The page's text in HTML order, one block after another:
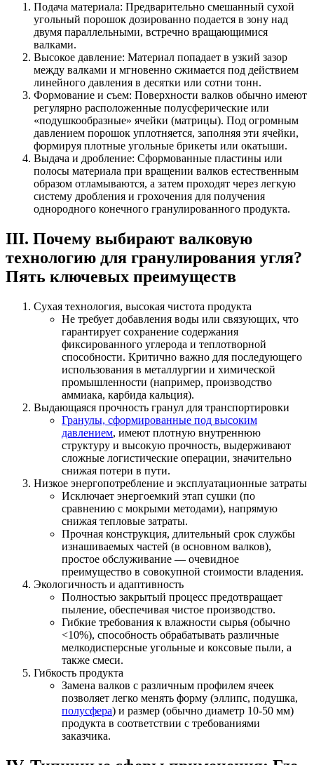
Подача материала: Предварительно смешанный сухой
угольный порошок дозированно подается в зону над
двумя параллельными, встречно вращающимися
валками.
Высокое давление: Материал попадает в узкий зазор
между валками и мгновенно сжимается под действием
линейного давления в десятки или сотни тонн.
Формование и съем: Поверхности валков обычно имеют
регулярно расположенные полусферические или
«подушкообразные» ячейки (матрицы). Под огромным
давлением порошок уплотняется, заполняя эти ячейки,
формируя плотные угольные брикеты или окатыши.
Выдача и дробление: Сформованные пластины или
полосы материала при вращении валков естественным
образом отламываются, а затем проходят через легкую
систему дробления и грохочения для получения
однородного конечного гранулированного продукта.
III. Почему выбирают валковую
технологию для гранулирования угля?
Пять ключевых преимуществ
Сухая технология, высокая чистота продукта
Не требует добавления воды или связующих, что
гарантирует сохранение содержания
фиксированного углерода и теплотворной
способности. Критично важно для последующего
использования в металлургии и химической
промышленности (например, производство
аммиака, карбида кальция).
Выдающаяся прочность гранул для транспортировки
Гранулы, сформированные под высоким
давлением, имеют плотную внутреннюю
структуру и высокую прочность, выдерживают
сложные логистические операции, значительно
снижая потери в пути.
Низкое энергопотребление и эксплуатационные затраты
Исключает энергоемкий этап сушки (по
сравнению с мокрыми методами), напрямую
снижая тепловые затраты.
Прочная конструкция, длительный срок службы
изнашиваемых частей (в основном валков),
простое обслуживание — очевидное
преимущество в совокупной стоимости владения.
Экологичность и адаптивность
Полностью закрытый процесс предотвращает
пыление, обеспечивая чистое производство.
Гибкие требования к влажности сырья (обычно
<10%), способность обрабатывать различные
мелкодисперсные угольные и коксовые пыли, а
также смеси.
Гибкость продукта
Замена валков с различным профилем ячеек
позволяет легко менять форму (эллипс, подушка,
полусфера) и размер (обычно диаметр 10-50 мм)
продукта в соответствии с требованиями
заказчика.